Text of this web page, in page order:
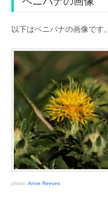
以下はベニバナの画像です。
photo: Anne Reeves